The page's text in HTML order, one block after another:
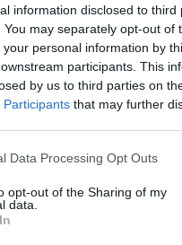
information disclosed to third
You may separately opt-out of
your personal information by
participants. This
by us to third parties on
Participants that may further
Data Processing Opt Outs
opt-out of the Sharing of my
data.
L U
E
E V
E
V
E
V E
E
V